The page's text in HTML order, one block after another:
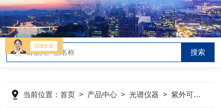
当前位置：首页 > 产品中心 >光谱仪器 >紫外可见分光光度计